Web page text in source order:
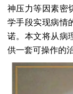
神压力等因素密
学手段实现病情
诺。本文将从病
供一套可操作的